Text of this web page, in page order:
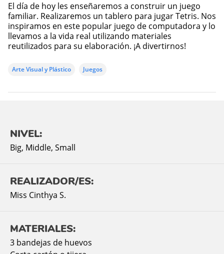
El día de hoy les enseñaremos a construir un juego
familiar. Realizaremos un tablero para jugar Tetris. Nos
inspiramos en este popular juego de computadora y lo
llevamos a la vida real utilizando materiales
reutilizados para su elaboración. ¡A divertirnos!
Arte Visual y Plástico Juegos
NIVEL:
Big, Middle, Small
REALIZADOR/ES:
Miss Cinthya S.
MATERIALES:
3 bandejas de huevos